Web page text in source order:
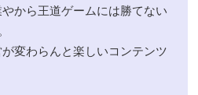
から王道ゲームには勝てない
変わらんと楽しいコンテンツ